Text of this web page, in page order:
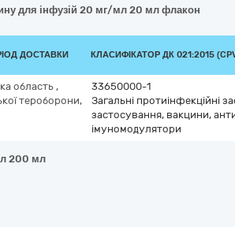
для інфузій 20 мг/мл 20 мл флакон
ДОСТАВКИ КЛАСИФІКАТОР ДК 021:2015
область ,
тероборони,
33650000-1
Загальні протиінфекційні
застосування, вакцини,
імуномодулятори
200 мл